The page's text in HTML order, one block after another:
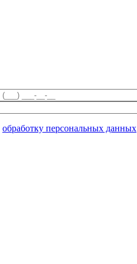
обработку персональных данных